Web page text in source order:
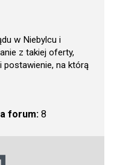
w Niebylcu i
z takiej oferty,
na którą
forum:8